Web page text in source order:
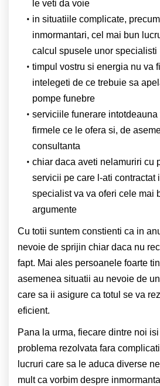
le veti da voie
in situatiile complicate,
inmormantari, cel mai bun
calcul spusele unor specialisti
timpul vostru si energia nu va
intelegeti de ce trebuie sa
pompe funebre
serviciile funerare intotdeauna
firmele ce le ofera si, de
consultanta
chiar daca aveti nelamuriri cu
servicii pe care l-ati contractat
specialist va va oferi cele mai
argumente
Cu totii suntem constienti ca in
nevoie de sprijin chiar daca nu
fapt. Mai ales persoanele foarte
asemenea situatii au nevoie de
care sa ii asigure ca totul se va
eficient.
Pana la urma, fiecare dintre noi
problema rezolvata fara
lucruri care sa le aduca diverse
mult ca vorbim despre